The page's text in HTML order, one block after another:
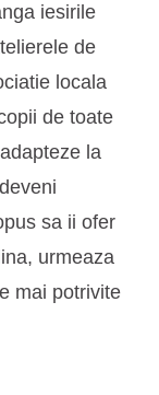
iesirile
de
locala
de toate
la
sa ii ofer
urmeaza
mai potrivite